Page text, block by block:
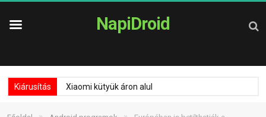
NapiDroid
Kiárusítás Xiaomi kütyük áron alul